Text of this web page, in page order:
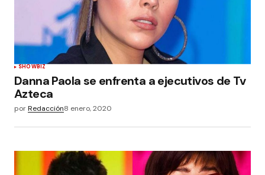
SHOWBIZ
Danna Paola se enfrenta a ejecutivos de Tv
Azteca
porRedacción8 enero, 2020